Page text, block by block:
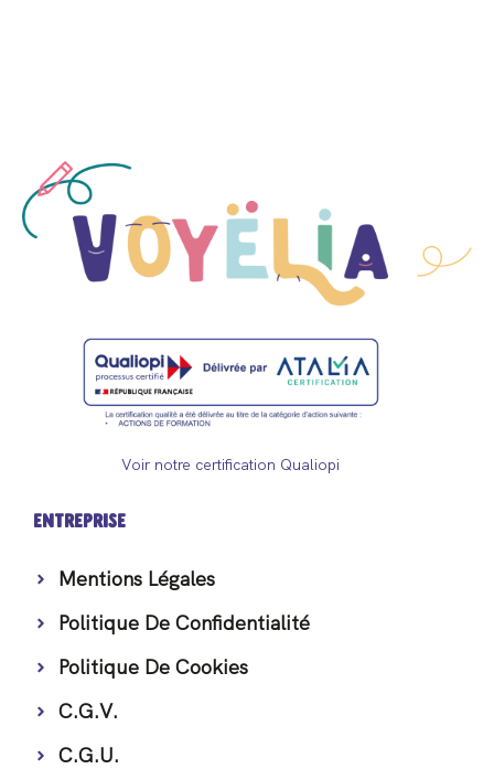
Voir notre certification Qualiopi
Entreprise
Mentions Légales
Politique De Confidentialité
Politique De Cookies
C.G.V.
C.G.U.